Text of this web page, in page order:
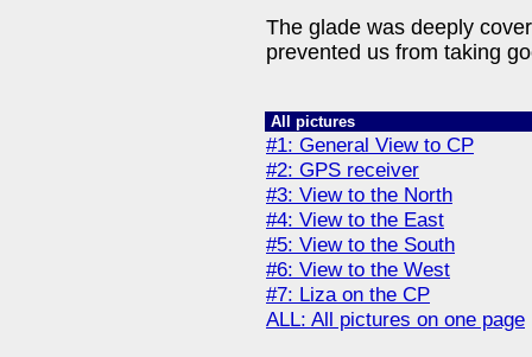
The glade was deeply
prevented us from taking
All pictures
#1: General View to CP
#2: GPS receiver
#3: View to the North
#4: View to the East
#5: View to the South
#6: View to the West
#7: Liza on the CP
ALL: All pictures on one page